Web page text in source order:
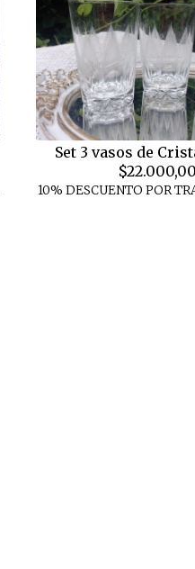
Set 3 vasos de
$22.000,00
10% DESCUENTO POR